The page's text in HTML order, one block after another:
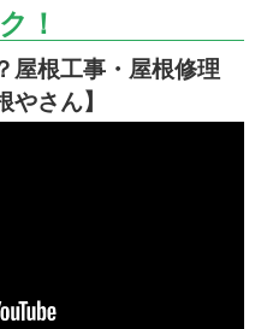
！
屋根工事・屋根修理
やさん】